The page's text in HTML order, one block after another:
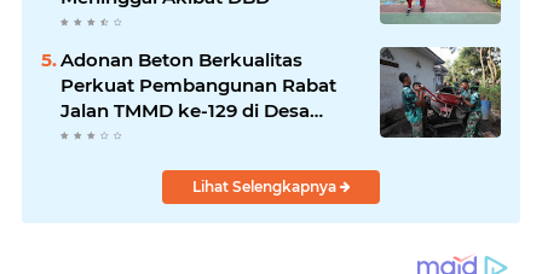
Adonan Beton Berkualitas
Perkuat Pembangunan Rabat
Jalan TMMD ke-129 di Desa
Ledoktempuro
Lihat Selengkapnya